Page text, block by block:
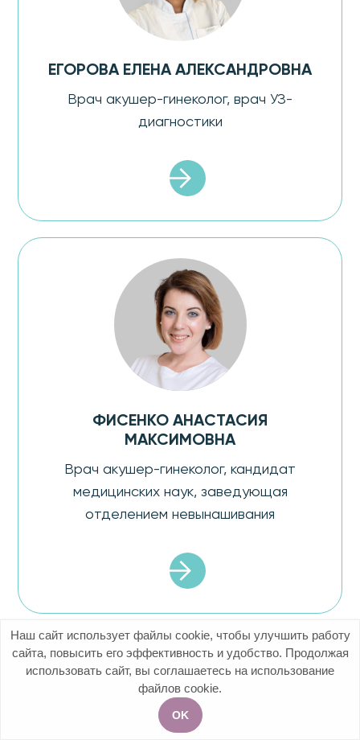
ЕГОРОВА ЕЛЕНА АЛЕКСАНДРОВНА
Врач акушер-гинеколог, врач УЗ-
диагностики
ФИСЕНКО АНАСТАСИЯ
МАКСИМОВНА
Врач акушер-гинеколог, кандидат
медицинских наук, заведующая
отделением невынашивания
+7 (499) 113-25-55
Наш сайт использует файлы cookie, чтобы улучшить работу
сайта, повысить его эффективность и удобство. Продолжая
использовать сайт, вы соглашаетесь на использование
файлов cookie.
OK